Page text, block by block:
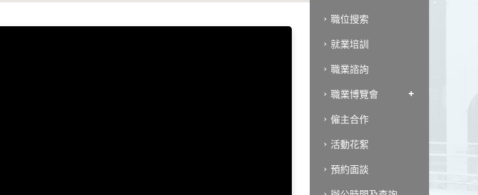
職位搜索
就業培訓
職業諮詢
職業博覽會
僱主合作
活動花絮
預約面談